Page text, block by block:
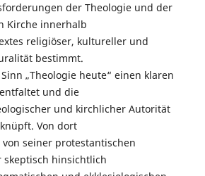
der Theologie und der
Kirche innerhalb
religiöser, kultureller und
bestimmt.
„Theologie heute“ einen klaren
und die
und kirchlicher Autorität
Von dort
seiner protestantischen
skeptisch hinsichtlich